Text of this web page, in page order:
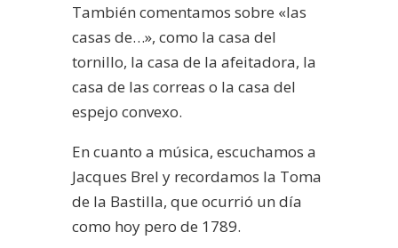
También comentamos sobre «las
casas de…», como la casa del
tornillo, la casa de la afeitadora, la
casa de las correas o la casa del
espejo convexo.
En cuanto a música, escuchamos a
Jacques Brel y recordamos la Toma
de la Bastilla, que ocurrió un día
como hoy pero de 1789.